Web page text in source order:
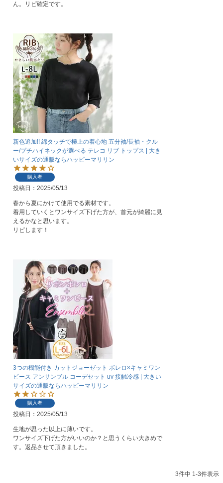
ん。リピ確定です。
新色追加!! 綿タッチで極上の着心地 五分袖/長袖・クル
ー/プチハイネックが選べる テレコ リブ トップス | 大き
いサイズの通販ならハッピーマリリン
購入者
投稿日 2025/05/13
春から夏にかけて使用でる素材です。
着用していくとワンサイズ下げた方が、首元が綺麗に見
えるかなと思います。
リピします！
3つの機能付き カットジョーゼット ボレロ×キャミワン
ピース アンサンブル コーデセット uv 接触冷感 | 大きい
サイズの通販ならハッピーマリリン
購入者
投稿日 2025/05/13
生地が思った以上に薄いです。
ワンサイズ下げた方がいいのか？と思うくらい大きめで
す。返品させて頂きました。
3件中 1-3件表示